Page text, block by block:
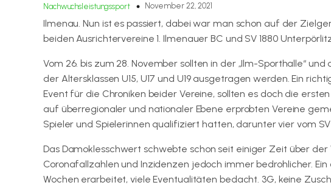
Nachwuchsleistungssport November 22, 2021
Ilmenau. Nun ist es passiert, dabei war man schon auf der
beiden Ausrichtervereine 1. Ilmenauer BC und SV 1880
Vom 26. bis zum 28. November sollten in der „Ilm-Sporthalle“
der Altersklassen U15, U17 und U19 ausgetragen werden. Ein
Event für die Chroniken beider Vereine, sollten es doch die
auf überregionaler und nationaler Ebene erprobten Vereine
Spieler und Spielerinnen qualifiziert hatten, darunter vier vom SV
Das Damoklesschwert schwebte schon seit einiger Zeit über
Coronafallzahlen und Inzidenzen jedoch immer bedrohlicher.
Wochen erarbeitet, viele Eventualitäten bedacht. 3G, keine